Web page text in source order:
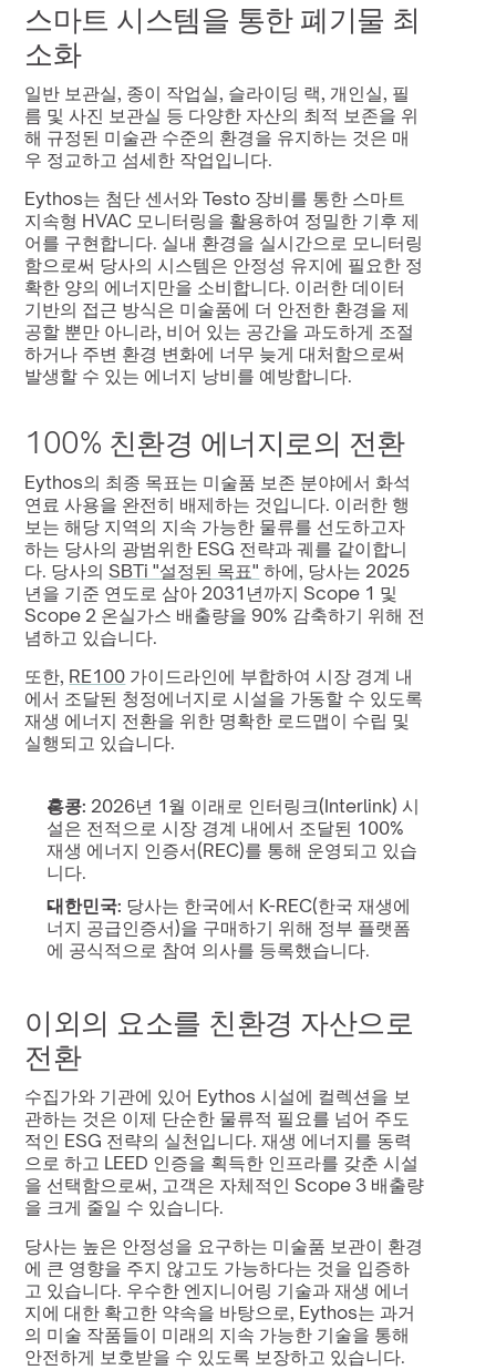
스마트 시스템을 통한 폐기물 최
소화
일반 보관실, 종이 작업실, 슬라이딩 랙, 개인실, 필
름 및 사진 보관실 등 다양한 자산의 최적 보존을 위
해 규정된 미술관 수준의 환경을 유지하는 것은 매
우 정교하고 섬세한 작업입니다.
Eythos는 첨단 센서와 Testo 장비를 통한 스마트
지속형 HVAC 모니터링을 활용하여 정밀한 기후 제
어를 구현합니다. 실내 환경을 실시간으로 모니터링
함으로써 당사의 시스템은 안정성 유지에 필요한 정
확한 양의 에너지만을 소비합니다. 이러한 데이터
기반의 접근 방식은 미술품에 더 안전한 환경을 제
공할 뿐만 아니라, 비어 있는 공간을 과도하게 조절
하거나 주변 환경 변화에 너무 늦게 대처함으로써
발생할 수 있는 에너지 낭비를 예방합니다.
100% 친환경 에너지로의 전환
Eythos의 최종 목표는 미술품 보존 분야에서 화석
연료 사용을 완전히 배제하는 것입니다. 이러한 행
보는 해당 지역의 지속 가능한 물류를 선도하고자
하는 당사의 광범위한 ESG 전략과 궤를 같이합니
다. 당사의 SBTi "설정된 목표" 하에, 당사는 2025
년을 기준 연도로 삼아 2031년까지 Scope 1 및
Scope 2 온실가스 배출량을 90% 감축하기 위해 전
념하고 있습니다.
또한, RE100 가이드라인에 부합하여 시장 경계 내
에서 조달된 청정에너지로 시설을 가동할 수 있도록
재생 에너지 전환을 위한 명확한 로드맵이 수립 및
실행되고 있습니다.
홍콩: 2026년 1월 이래로 인터링크(Interlink) 시
설은 전적으로 시장 경계 내에서 조달된 100%
재생 에너지 인증서(REC)를 통해 운영되고 있습
니다.
대한민국: 당사는 한국에서 K-REC(한국 재생에
너지 공급인증서)을 구매하기 위해 정부 플랫폼
에 공식적으로 참여 의사를 등록했습니다.
이외의 요소를 친환경 자산으로
전환
수집가와 기관에 있어 Eythos 시설에 컬렉션을 보
관하는 것은 이제 단순한 물류적 필요를 넘어 주도
적인 ESG 전략의 실천입니다. 재생 에너지를 동력
으로 하고 LEED 인증을 획득한 인프라를 갖춘 시설
을 선택함으로써, 고객은 자체적인 Scope 3 배출량
을 크게 줄일 수 있습니다.
당사는 높은 안정성을 요구하는 미술품 보관이 환경
에 큰 영향을 주지 않고도 가능하다는 것을 입증하
고 있습니다. 우수한 엔지니어링 기술과 재생 에너
지에 대한 확고한 약속을 바탕으로, Eythos는 과거
의 미술 작품들이 미래의 지속 가능한 기술을 통해
안전하게 보호받을 수 있도록 보장하고 있습니다.